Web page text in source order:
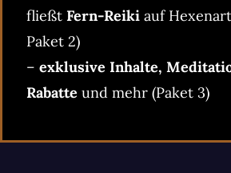
fließt Fern-Reiki auf
Paket 2)
– exklusive Inhalte,
Rabatte und mehr (Paket 3)